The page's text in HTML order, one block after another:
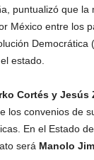
puntualizó que
México entre los
estado.
Cortés y Jesús
los convenios de
En el Estado
será Manolo